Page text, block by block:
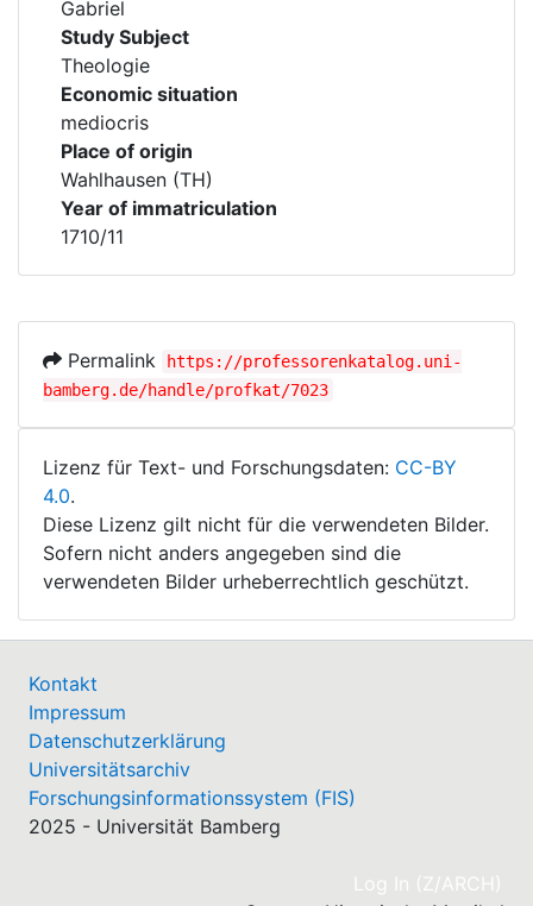
Gabriel
Study Subject
Theologie
Economic situation
mediocris
Place of origin
Wahlhausen (TH)
Year of immatriculation
1710/11
Permalink
https://professorenkatalog.uni-
bamberg.de/handle/profkat/7023
Lizenz für Text- und Forschungsdaten: CC-BY
4.0.
Diese Lizenz gilt nicht für die verwendeten Bilder.
Sofern nicht anders angegeben sind die
verwendeten Bilder urheberrechtlich geschützt.
Kontakt
Impressum
Datenschutzerklärung
Universitätsarchiv
Forschungsinformationssystem (FIS)
2025 - Universität Bamberg
Log In (Z/ARCH)